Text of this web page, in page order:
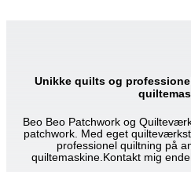
Unikke quilts og
Beo Beo Patchwork og
patchwork. Med eget
professionel quiltning på
quiltemaskine.Kontakt mig